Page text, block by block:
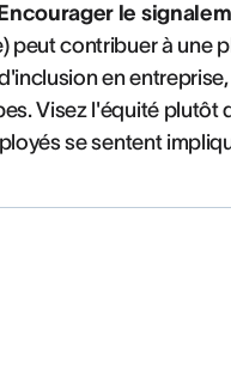
le
peut contribuer à une
en
Visez l'équité plutôt
se sentent